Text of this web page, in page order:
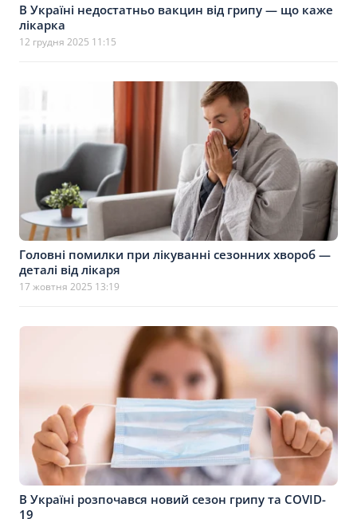
В Україні недостатньо вакцин від грипу — що каже
лікарка
12 грудня 2025 11:15
Головні помилки при лікуванні сезонних хвороб —
деталі від лікаря
17 жовтня 2025 13:19
В Україні розпочався новий сезон грипу та COVID-
19